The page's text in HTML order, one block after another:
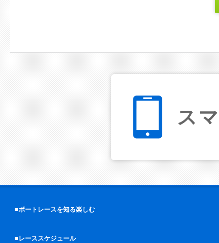
ス
■ボートレースを知る楽しむ
■レーススケジュール